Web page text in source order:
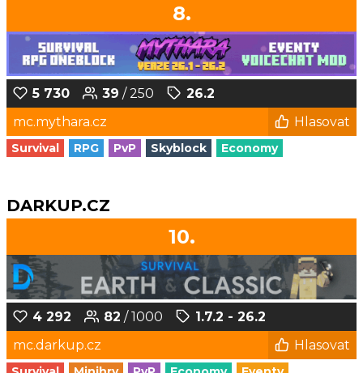
8.
5 730 39 / 250
26.2
mc.mythara.cz
Hlasovat
Survival RPG PvP Skyblock Economy
DARKUP.CZ
10.
4 292 82 / 1000
1.7.2 - 26.2
mc.darkup.cz
Hlasovat